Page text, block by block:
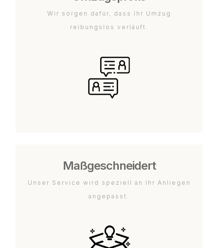
Wir sorgen dafür, dass Ihr Umzug
reibungslos verläuft.
Maßgeschneidert
Unser Service wird speziell an Ihr Anliegen
angepasst.